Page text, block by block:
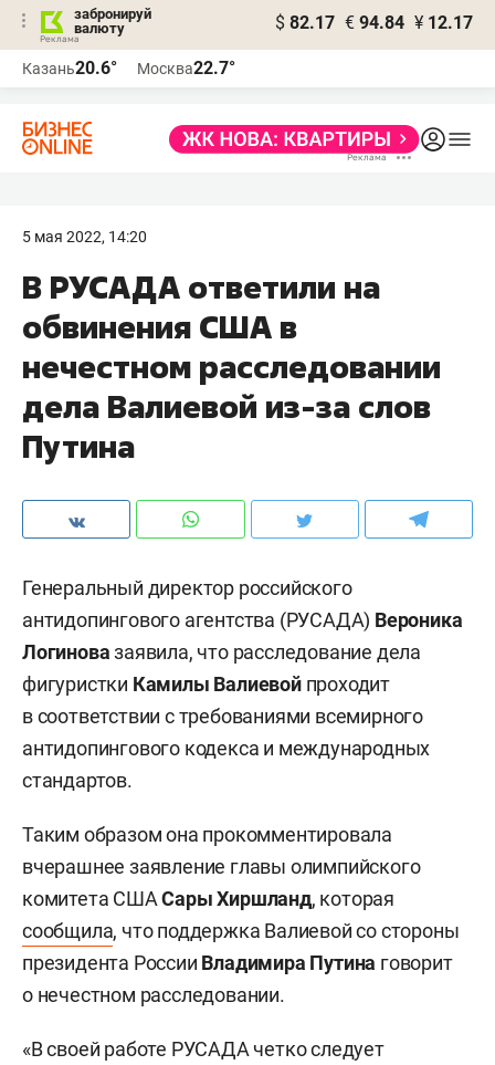
забронируй
валюту
$ 82.17 € 94.84 ¥ 12.17
Казань20.6° Москва22.7°
5 мая 2022, 14:20
В РУСАДА ответили на
обвинения США в
нечестном расследовании
дела Валиевой из-за слов
Путина
Генеральный директор российского
антидопингового агентства (РУСАДА) Вероника
Логиновазаявила, что расследование дела
фигуристки Камилы Валиевойпроходит
в соответствии с требованиями всемирного
антидопингового кодекса и международных
стандартов.
Таким образом она прокомментировала
вчерашнее заявление главы олимпийского
комитета СШАСары Хиршланд, которая
сообщила, что поддержка Валиевой со стороны
президента России Владимира Путина говорит
о нечестном расследовании.
«В своей работе РУСАДА четко следует